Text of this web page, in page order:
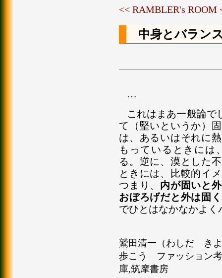
<< RAMBLER's ROOM
中身とバラン
…
これはまあ一般論で
て（堅いというか）
は、あるいはそれに
もっているときには
る。逆に、漠とした
ときには、比較的イ
つまり、 内が固いと
おぼろげだと外は固
でひとはなかなかよ
鷲田清一（わしだ きよ
歩こう ファッション考
庫,筑摩書房